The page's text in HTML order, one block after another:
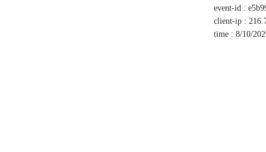
event-id :
client-ip :
time : 8/10/